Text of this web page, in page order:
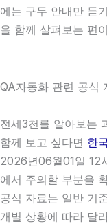
에는 구두 안내만 듣
을 함께 살펴보는 편
QA자동화 관련 공식
전세3천를 알아보는
함께 보고 싶다면 한
2026년06월01일 12
에서 주의할 부분을
공식 자료는 일반 기
개별 상황에 따라 달